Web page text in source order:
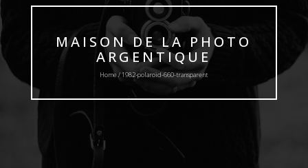
MAISON DE LA PHOTO
ARGENTIQUE
Home / 1982-polaroid-660-transparent